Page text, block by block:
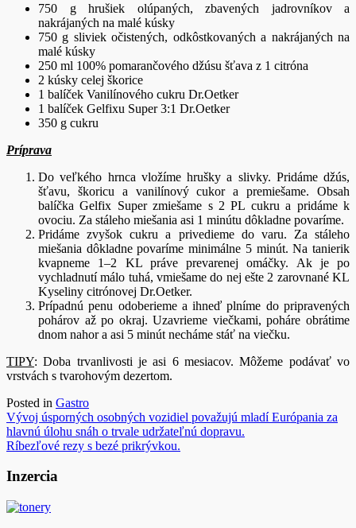
750 g hrušiek olúpaných, zbavených jadrovníkov a
nakrájaných na malé kúsky
750 g sliviek očistených, odkôstkovaných a nakrájaných na
malé kúsky
250 ml 100% pomarančového džúsu šťava z 1 citróna
2 kúsky celej škorice
1 balíček Vanilínového cukru Dr.Oetker
1 balíček Gelfixu Super 3:1 Dr.Oetker
350 g cukru
Príprava
Do veľkého hrnca vložíme hrušky a slivky. Pridáme džús,
šťavu, škoricu a vanilínový cukor a premiešame. Obsah
balíčka Gelfix Super zmiešame s 2 PL cukru a pridáme k
ovociu. Za stáleho miešania asi 1 minútu dôkladne povaríme.
Pridáme zvyšok cukru a privedieme do varu. Za stáleho
miešania dôkladne povaríme minimálne 5 minút. Na tanierik
kvapneme 1–2 KL práve prevarenej omáčky. Ak je po
vychladnutí málo tuhá, vmiešame do nej ešte 2 zarovnané KL
Kyseliny citrónovej Dr.Oetker.
Prípadnú penu odoberieme a ihneď plníme do pripravených
pohárov až po okraj. Uzavrieme viečkami, poháre obrátime
dnom nahor a asi 5 minút necháme stáť na viečku.
TIPY: Doba trvanlivosti je asi 6 mesiacov. Môžeme podávať vo
vrstvách s tvarohovým dezertom.
Posted in Gastro
Navigácia
v
Vývoj úsporných osobných vozidiel považujú mladí Európania za
hlavnú úlohu snáh o trvale udržateľnú dopravu.
Ríbezľové rezy s bezé prikrývkou.
Inzercia